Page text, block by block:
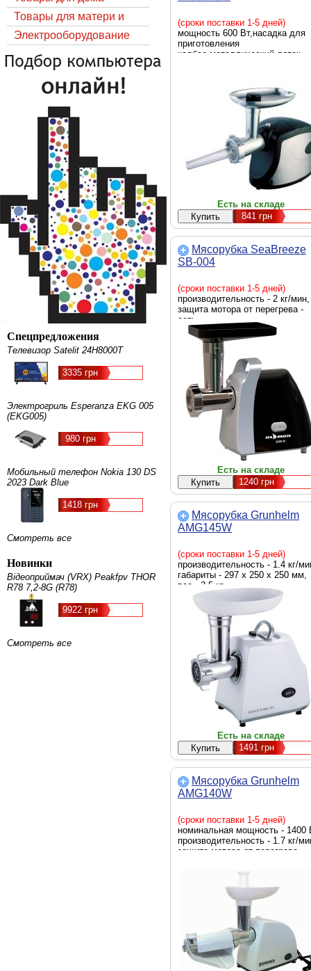
Товары для матери и
ребёнка
Электрооборудование
Спецпредложения
Телевизор Satelit 24H8000T
3335 грн
Электрогриль Esperanza EKG 005
(EKG005)
980 грн
Мобильный телефон Nokia 130 DS
2023 Dark Blue
1418 грн
Смотреть все
Новинки
Відеоприймач (VRX) Peakfpv THOR
R78 7,2-8G (R78)
9922 грн
Смотреть все
(сроки поставки 1-5 дней)
мощность 600 Вт,насадка для
приготовления
колбас,металлический лоток
Есть на складе
841грн
Мясорубка SeaBreeze
SB-004
(сроки поставки 1-5 дней)
производительность - 2 кг/мин,
защита мотора от перегрева -
есть
Есть на складе
1240 грн
Мясорубка Grunhelm
AMG145W
(сроки поставки 1-5 дней)
производительность - 1.4 кг/
габариты - 297 х 250 х 250 мм,
вес - 2.5 кг
Есть на складе
1491 грн
Мясорубка Grunhelm
AMG140W
(сроки поставки 1-5 дней)
номинальная мощность - 1400
производительность - 1.7 кг/
защита мотора от перегрева -
мм, вес - 2,8 кг